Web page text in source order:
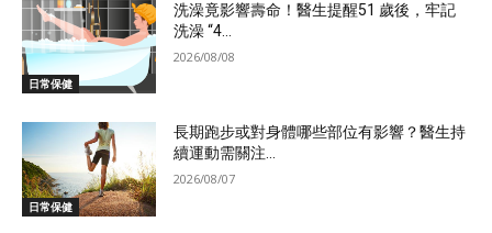
日常保健
洗澡竟影響壽命！醫生提醒51 歲後，牢記
洗澡 “4...
2026/08/08
日常保健
長期跑步或對身體哪些部位有影響？醫生持
續運動需關注...
2026/08/07